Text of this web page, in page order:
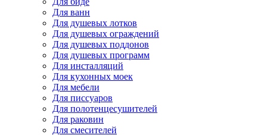
Для ванн
Для душевых лотков
Для душевых ограждений
Для душевых поддонов
Для душевых программ
Для инсталляций
Для кухонных моек
Для мебели
Для писсуаров
Для полотенцесушителей
Для раковин
Для смесителей